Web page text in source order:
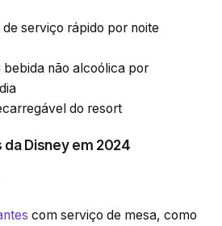
serviço rápido por noite
bebida não alcoólica por
do resort
da Disney em 2024
com serviço de mesa, como